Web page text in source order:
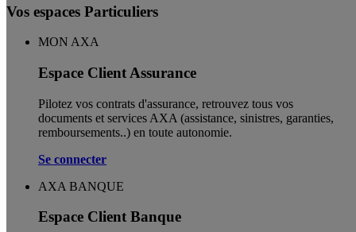
Vos espaces Particuliers
MON AXA
Espace Client Assurance
Pilotez vos contrats d'assurance, retrouvez tous vos
documents et services AXA (assistance, sinistres, garanties,
remboursements..) en toute autonomie. ​
Se connecter
AXA BANQUE
Espace Client Banque